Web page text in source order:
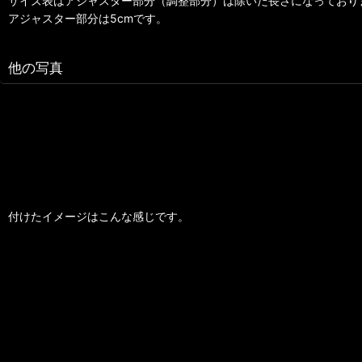
アジャスター部分は5cmです。
他の写真
付けたイメージはこんな感じです。